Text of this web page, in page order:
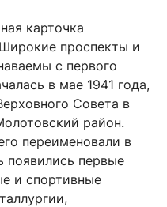
карточка
проспекты и
с первого
в мае 1941 года,
Совета в
район.
переименовали в
появились первые
и спортивные